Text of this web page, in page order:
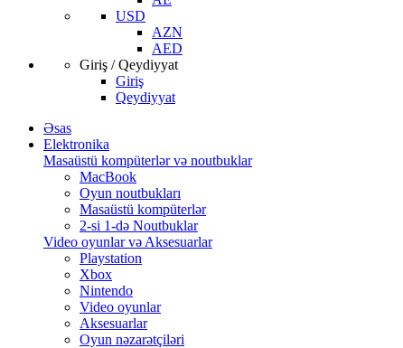
USD
AZN
AED
Giriş / Qeydiyyat
Giriş
Qeydiyyat
Əsas
Elektronika
Masaüstü kompüterlər və noutbuklar
MacBook
Oyun noutbukları
Masaüstü kompüterlər
2-si 1-də Noutbuklar
Video oyunlar və Aksesuarlar
Playstation
Xbox
Nintendo
Video oyunlar
Aksesuarlar
Oyun nəzarətçiləri